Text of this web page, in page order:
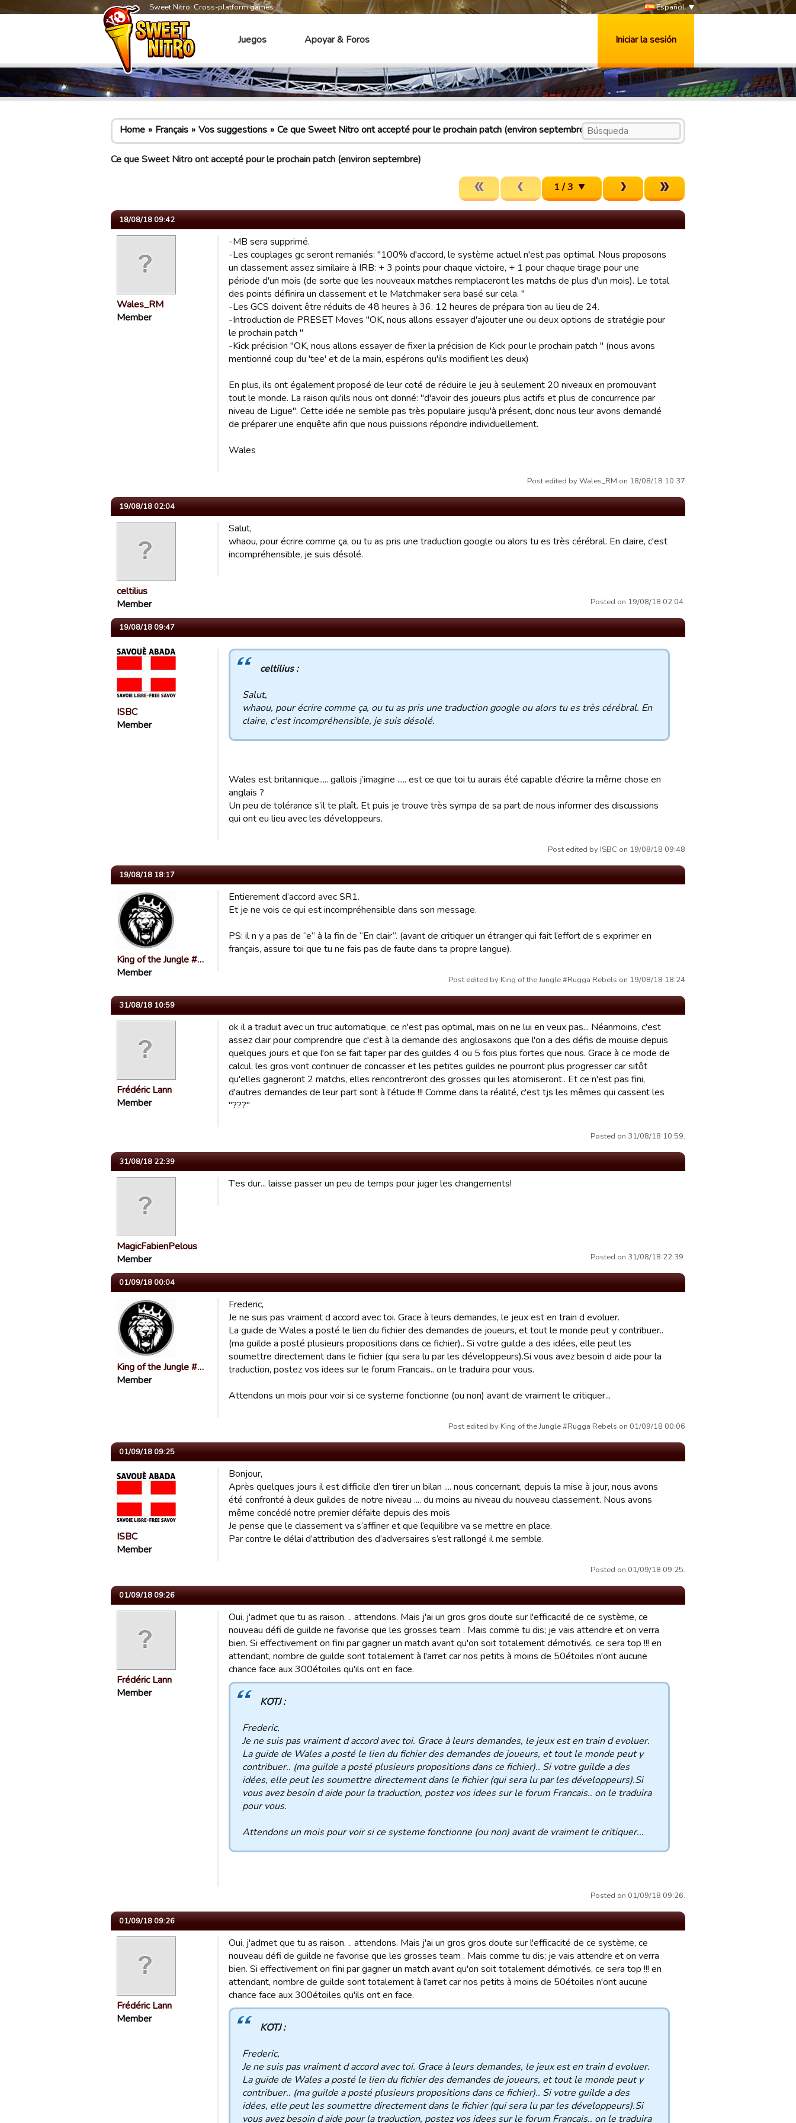
Sweet Nitro: Cross-platform games Español
Juegos Apoyar & Foros Iniciar la sesión
Home Français Vos suggestions Ce que Sweet Nitro ont accepté pour le prochain patch (environ septembre)
Ce que Sweet Nitro ont accepté pour le prochain patch (environ septembre)
1 / 3
18/08/18 09:42
Wales_RM
Member
-MB sera supprimé.
-Les couplages gc seront remaniés: "100% d'accord, le système actuel n'est pas optimal. Nous proposons
un classement assez similaire à IRB: + 3 points pour chaque victoire, + 1 pour chaque tirage pour une
période d'un mois (de sorte que les nouveaux matches remplaceront les matchs de plus d'un mois). Le total
des points définira un classement et le Matchmaker sera basé sur cela. "
-Les GCS doivent être réduits de 48 heures à 36. 12 heures de prépara tion au lieu de 24.
-Introduction de PRESET Moves "OK, nous allons essayer d'ajouter une ou deux options de stratégie pour
le prochain patch "
-Kick précision "OK, nous allons essayer de fixer la précision de Kick pour le prochain patch " (nous avons
mentionné coup du 'tee' et de la main, espérons qu'ils modifient les deux)
En plus, ils ont également proposé de leur coté de réduire le jeu à seulement 20 niveaux en promouvant
tout le monde. La raison qu'ils nous ont donné: "d'avoir des joueurs plus actifs et plus de concurrence par
niveau de Ligue". Cette idée ne semble pas très populaire jusqu'à présent, donc nous leur avons demandé
de préparer une enquête afin que nous puissions répondre individuellement.
Wales
Post edited by Wales_RM on 18/08/18 10:37
19/08/18 02:04
celtilius
Member
Salut,
whaou, pour écrire comme ça, ou tu as pris une traduction google ou alors tu es très cérébral. En claire, c'est
incompréhensible, je suis désolé.
Posted on 19/08/18 02:04.
19/08/18 09:47
ISBC
Member
celtilius :
Salut,
whaou, pour écrire comme ça, ou tu as pris une traduction google ou alors tu es très cérébral. En
claire, c'est incompréhensible, je suis désolé.
Wales est britannique..... gallois j’imagine ..... est ce que toi tu aurais été capable d’écrire la même chose en
anglais ?
Un peu de tolérance s’il te plaît. Et puis je trouve très sympa de sa part de nous informer des discussions
qui ont eu lieu avec les développeurs.
Post edited by ISBC on 19/08/18 09:48
19/08/18 18:17
King of the Jungle #…
Member
Entierement d’accord avec SR1.
Et je ne vois ce qui est incompréhensible dans son message.
PS: il n y a pas de “e” à la fin de “En clair”. (avant de critiquer un étranger qui fait l’effort de s exprimer en
français, assure toi que tu ne fais pas de faute dans ta propre langue).
Post edited by King of the Jungle #Rugga Rebels on 19/08/18 18:24
31/08/18 10:59
Frédéric Lann
Member
ok il a traduit avec un truc automatique, ce n'est pas optimal, mais on ne lui en veux pas... Néanmoins, c'est
assez clair pour comprendre que c'est à la demande des anglosaxons que l'on a des défis de mouise depuis
quelques jours et que l'on se fait taper par des guildes 4 ou 5 fois plus fortes que nous. Grace à ce mode de
calcul, les gros vont continuer de concasser et les petites guildes ne pourront plus progresser car sitôt
qu'elles gagneront 2 matchs, elles rencontreront des grosses qui les atomiseront.. Et ce n'est pas fini,
d'autres demandes de leur part sont à l'étude !!! Comme dans la réalité, c'est tjs les mêmes qui cassent les
"???"
Posted on 31/08/18 10:59.
31/08/18 22:39
MagicFabienPelous
Member
T’es dur... laisse passer un peu de temps pour juger les changements!
Posted on 31/08/18 22:39.
01/09/18 00:04
King of the Jungle #…
Member
Frederic,
Je ne suis pas vraiment d accord avec toi. Grace à leurs demandes, le jeux est en train d evoluer.
La guide de Wales a posté le lien du fichier des demandes de joueurs, et tout le monde peut y contribuer..
(ma guilde a posté plusieurs propositions dans ce fichier).. Si votre guilde a des idées, elle peut les
soumettre directement dans le fichier (qui sera lu par les développeurs).Si vous avez besoin d aide pour la
traduction, postez vos idees sur le forum Francais.. on le traduira pour vous.
Attendons un mois pour voir si ce systeme fonctionne (ou non) avant de vraiment le critiquer...
Post edited by King of the Jungle #Rugga Rebels on 01/09/18 00:06
01/09/18 09:25
ISBC
Member
Bonjour,
Après quelques jours il est difficile d’en tirer un bilan .... nous concernant, depuis la mise à jour, nous avons
été confronté à deux guildes de notre niveau .... du moins au niveau du nouveau classement. Nous avons
même concédé notre premier défaite depuis des mois
Je pense que le classement va s’affiner et que l’equilibre va se mettre en place.
Par contre le délai d’attribution des d’adversaires s’est rallongé il me semble.
Posted on 01/09/18 09:25.
01/09/18 09:26
Frédéric Lann
Member
Oui, j'admet que tu as raison. .. attendons. Mais j'ai un gros gros doute sur l'efficacité de ce système, ce
nouveau défi de guilde ne favorise que les grosses team . Mais comme tu dis; je vais attendre et on verra
bien. Si effectivement on fini par gagner un match avant qu'on soit totalement démotivés, ce sera top !!! en
attendant, nombre de guilde sont totalement à l'arret car nos petits à moins de 50étoiles n'ont aucune
chance face aux 300étoiles qu'ils ont en face.
KOTJ :
Frederic,
Je ne suis pas vraiment d accord avec toi. Grace à leurs demandes, le jeux est en train d evoluer.
La guide de Wales a posté le lien du fichier des demandes de joueurs, et tout le monde peut y
contribuer.. (ma guilde a posté plusieurs propositions dans ce fichier).. Si votre guilde a des
idées, elle peut les soumettre directement dans le fichier (qui sera lu par les développeurs).Si
vous avez besoin d aide pour la traduction, postez vos idees sur le forum Francais.. on le traduira
pour vous.
Attendons un mois pour voir si ce systeme fonctionne (ou non) avant de vraiment le critiquer...
Posted on 01/09/18 09:26.
01/09/18 09:26
Frédéric Lann
Member
Oui, j'admet que tu as raison. .. attendons. Mais j'ai un gros gros doute sur l'efficacité de ce système, ce
nouveau défi de guilde ne favorise que les grosses team . Mais comme tu dis; je vais attendre et on verra
bien. Si effectivement on fini par gagner un match avant qu'on soit totalement démotivés, ce sera top !!! en
attendant, nombre de guilde sont totalement à l'arret car nos petits à moins de 50étoiles n'ont aucune
chance face aux 300étoiles qu'ils ont en face.
KOTJ :
Frederic,
Je ne suis pas vraiment d accord avec toi. Grace à leurs demandes, le jeux est en train d evoluer.
La guide de Wales a posté le lien du fichier des demandes de joueurs, et tout le monde peut y
contribuer.. (ma guilde a posté plusieurs propositions dans ce fichier).. Si votre guilde a des
idées, elle peut les soumettre directement dans le fichier (qui sera lu par les développeurs).Si
vous avez besoin d aide pour la traduction, postez vos idees sur le forum Francais.. on le traduira